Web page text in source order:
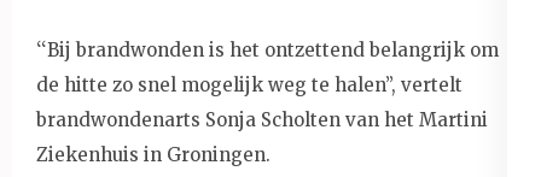
‘‘Bij brandwonden is het ontzettend belangrijk om
de hitte zo snel mogelijk weg te halen’’, vertelt
brandwondenarts Sonja Scholten van het Martini
Ziekenhuis in Groningen.